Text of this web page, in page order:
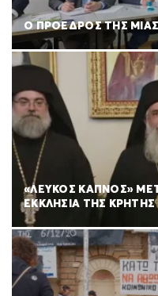
Ο ΠΡΟΕΔΡΟΣ ΤΗΣ
«ΛΕΥΚΟΣ ΚΑΠΝΟΣ»
ΕΚΚΛΗΣΙΑ ΤΗΣ ΚΡΗΤΗΣ